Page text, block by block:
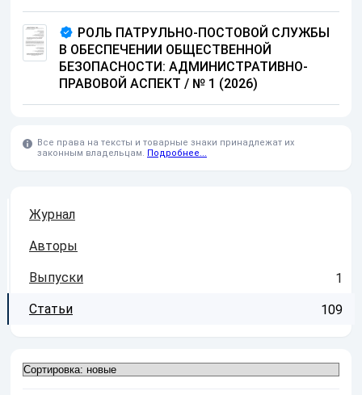
РОЛЬ ПАТРУЛЬНО-ПОСТОВОЙ СЛУЖБЫ
В ОБЕСПЕЧЕНИИ ОБЩЕСТВЕННОЙ
БЕЗОПАСНОСТИ: АДМИНИСТРАТИВНО-
ПРАВОВОЙ АСПЕКТ / № 1 (2026)
Все права на тексты и товарные знаки принадлежат их
законным владельцам. Подробнее...
Журнал
Авторы
Выпуски 1
Статьи 109